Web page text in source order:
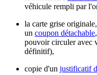
véhicule rempli par
la carte grise
un coupon détachable
pouvoir circuler avec
définitif),
copie d'un justificatif